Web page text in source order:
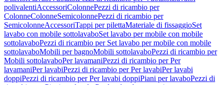
polivalentiAccessoriColonnePezzi di ricambio per
ColonneColonneSemicolonnePezzi di ricambio per
SemicolonneAccessoriTappi per pilettaMateriale di fissaggioSet
lavabo con mobile sottolavaboSet lavabo per mobile con mobile
sottolavaboPezzi di ricambio per Set lavabo per mobile con mobile
sottolavaboMobili per bagnoMobili sottolavaboPezzi di ricambio per
Mobili sottolavaboPer lavamaniPezzi di ricambio per Per
lavamaniPer lavabiPezzi di ricambio per Per lavabiPer lavabi
doppiPezzi di ricambio per Per lavabi doppiPiani per lavaboPezzi di